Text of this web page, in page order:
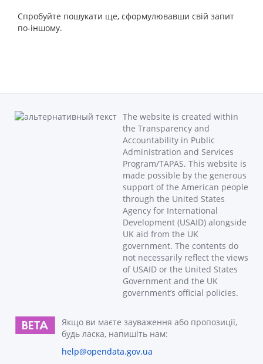
Спробуйте пошукати ще, сформулювавши свій запит
по-іншому.
The website is created within
the Transparency and
Accountability in Public
Administration and Services
Program/TAPAS. This website is
made possible by the generous
support of the American people
through the United States
Agency for International
Development (USAID) alongside
UK aid from the UK
government. The contents do
not necessarily reflect the views
of USAID or the United States
Government and the UK
government’s official policies.
Якщо ви маєте зауваження або пропозиції,
будь ласка, напишіть нам:
help@opendata.gov.ua